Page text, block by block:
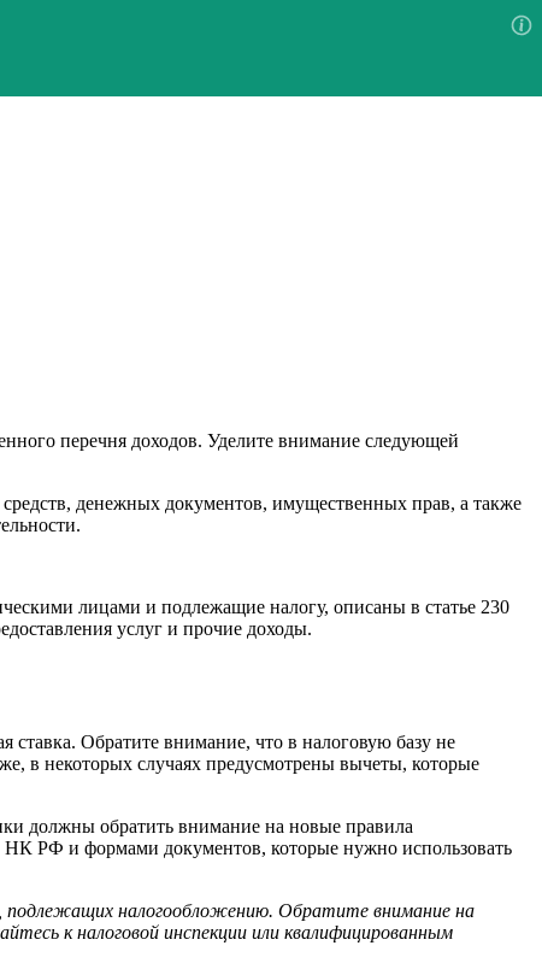
перечня доходов. Уделите внимание следующей
денежных документов, имущественных прав, а также
лицами и подлежащие налогу, описаны в статье 230
услуг и прочие доходы.
ставка. Обратите внимание, что в налоговую базу не
в некоторых случаях предусмотрены вычеты, которые
должны обратить внимание на новые правила
РФ и формами документов, которые нужно использовать
подлежащих налогообложению. Обратите внимание на
к налоговой инспекции или квалифицированным